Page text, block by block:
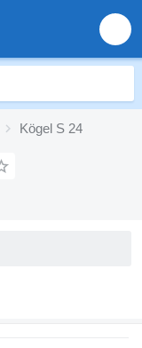
Kögel S 24